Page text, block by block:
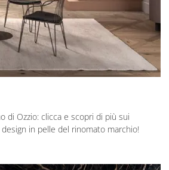
di Ozzio: clicca e scopri di più sui
in pelle del rinomato marchio!